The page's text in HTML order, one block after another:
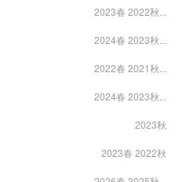
2023春 2022秋...
2024春 2023秋...
2022春 2021秋...
2024春 2023秋...
2023秋
2023春 2022秋